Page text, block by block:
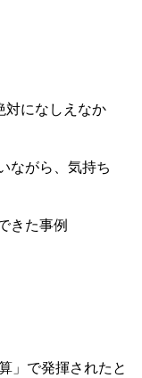
対になしえなか
ながら、気持ち
きた事例
」で発揮されたと